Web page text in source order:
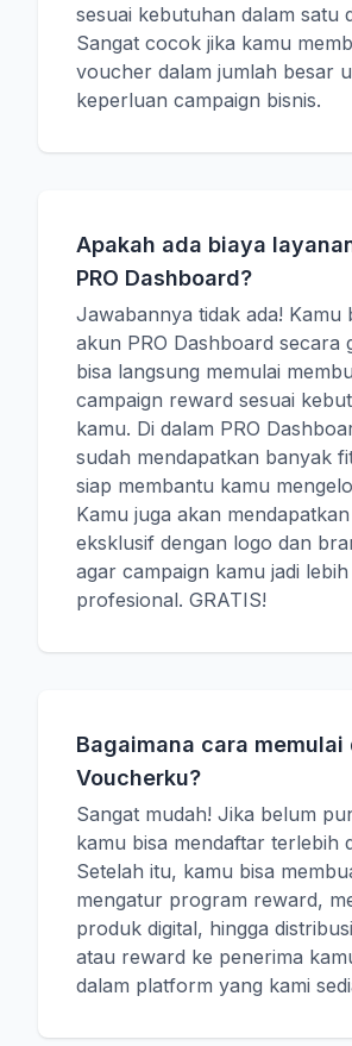
sesuai kebutuhan dalam satu
Sangat cocok jika kamu
voucher dalam jumlah besar
keperluan campaign bisnis.
Apakah ada biaya
PRO Dashboard?
Jawabannya tidak ada! Kamu
akun PRO Dashboard secara
bisa langsung memulai
campaign reward sesuai
kamu. Di dalam PRO
sudah mendapatkan banyak
siap membantu kamu
Kamu juga akan
eksklusif dengan logo dan
agar campaign kamu jadi lebih
profesional. GRATIS!
Bagaimana cara memulai
Voucherku?
Sangat mudah! Jika belum
kamu bisa mendaftar terlebih
Setelah itu, kamu bisa
mengatur program reward,
produk digital, hingga
atau reward ke penerima
dalam platform yang kami